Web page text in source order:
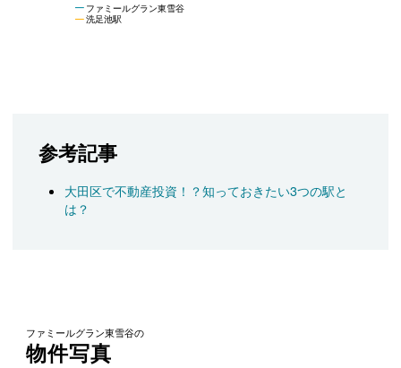
ファミールグラン東雪谷
洗足池駅
参考記事
大田区で不動産投資！？知っておきたい3つの駅と
は？
ファミールグラン東雪谷の
物件写真